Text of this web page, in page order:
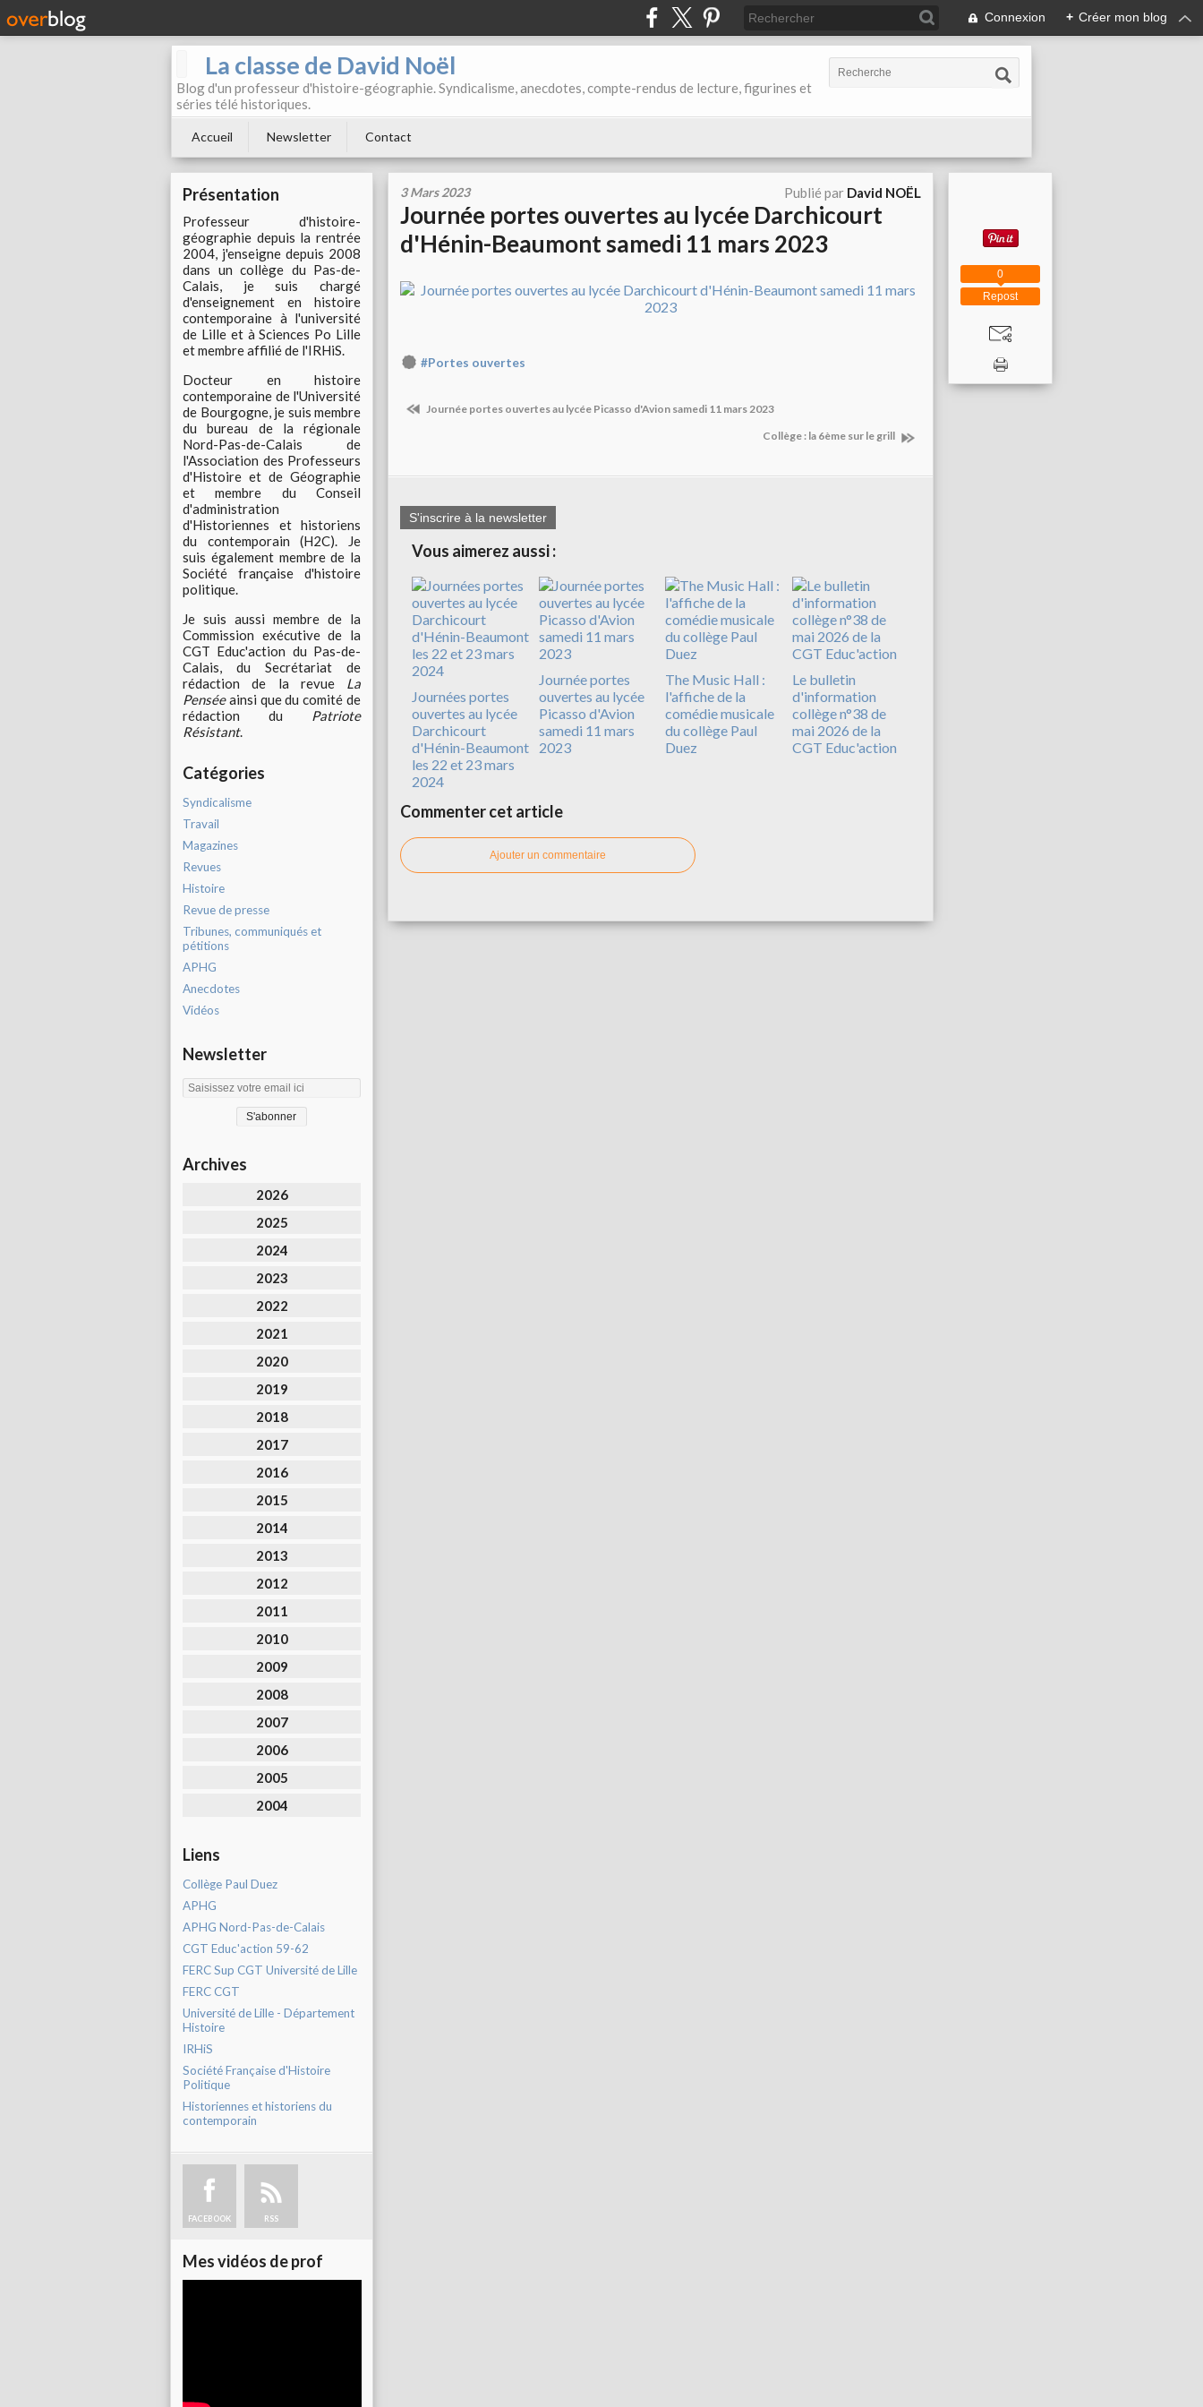
Connexion + Créer mon blog
La classe de David Noël
Blog d'un professeur d'histoire-géographie. Syndicalisme, anecdotes, compte-rendus de lecture, figurines et
séries télé historiques.
Accueil Newsletter Contact
Présentation
Professeur d'histoire-
géographie depuis la rentrée
2004, j'enseigne depuis 2008
dans un collège du Pas-de-
Calais, je suis chargé
d'enseignement en histoire
contemporaine à l'université
de Lille et à Sciences Po Lille
et membre affilié de l'IRHiS.
Docteur en histoire
contemporaine de l'Université
de Bourgogne, je suis membre
du bureau de la régionale
Nord-Pas-de-Calais de
l'Association des Professeurs
d'Histoire et de Géographie
et membre du Conseil
d'administration
d'Historiennes et historiens
du contemporain (H2C). Je
suis également membre de la
Société française d'histoire
politique.
Je suis aussi membre de la
Commission exécutive de la
CGT Educ'action du Pas-de-
Calais, du Secrétariat de
rédaction de la revue La
Penséeainsi que du comité de
rédaction du Patriote
Résistant.
Catégories
Syndicalisme
Travail
Magazines
Revues
Histoire
Revue de presse
Tribunes, communiqués et
pétitions
APHG
Anecdotes
Vidéos
Newsletter
Archives
2026
2025
2024
2023
2022
2021
2020
2019
2018
2017
2016
2015
2014
2013
2012
2011
2010
2009
2008
2007
2006
2005
2004
Liens
Collège Paul Duez
APHG
APHG Nord-Pas-de-Calais
CGT Educ'action 59-62
FERC Sup CGT Université de Lille
FERC CGT
Université de Lille - Département
Histoire
IRHiS
Société Française d'Histoire
Politique
Historiennes et historiens du
contemporain
FACEBOOK RSS
Mes vidéos de prof
3 Mars 2023 Publié par David NOËL
Journée portes ouvertes au lycée Darchicourt
d'Hénin-Beaumont samedi 11 mars 2023
#Portes ouvertes
Journée portes ouvertes au lycée Picasso d'Avion samedi 11 mars 2023
Collège : la 6ème sur le grill
S'inscrire à la newsletter
Vous aimerez aussi :
Journées portes
ouvertes au lycée
Darchicourt
d'Hénin-Beaumont
les 22 et 23 mars
2024
Journée portes
ouvertes au lycée
Picasso d'Avion
samedi 11 mars
2023
The Music Hall :
l'affiche de la
comédie musicale
du collège Paul
Duez
Le bulletin
d'information
collège n°38 de
mai 2026 de la
CGT Educ'action
Commenter cet article
Ajouter un commentaire
Repost
0